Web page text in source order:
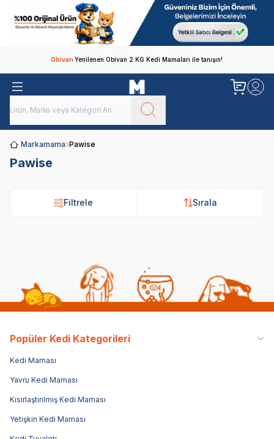
ObivanYenilenen Obivan 2 KG Kedi Mamaları ile tanışın!
Markamama Pawise
Pawise
Filtrele Sırala
Popüler Kedi Kategorileri
Kedi Maması
Yavru Kedi Maması
Kısırlaştırılmış Kedi Maması
Yetişkin Kedi Maması